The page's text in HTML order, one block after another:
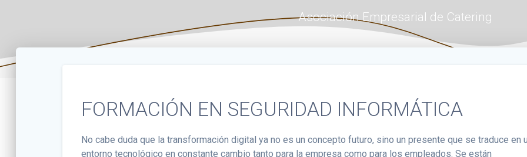
Asociación Empresarial de Catering
FORMACIÓN EN SEGURIDAD INFORMÁTICA
No cabe duda que la transformación digital ya no es un concepto futuro, sino un presente que se traduce en
entorno tecnológico en constante cambio tanto para la empresa como para los empleados. Se están